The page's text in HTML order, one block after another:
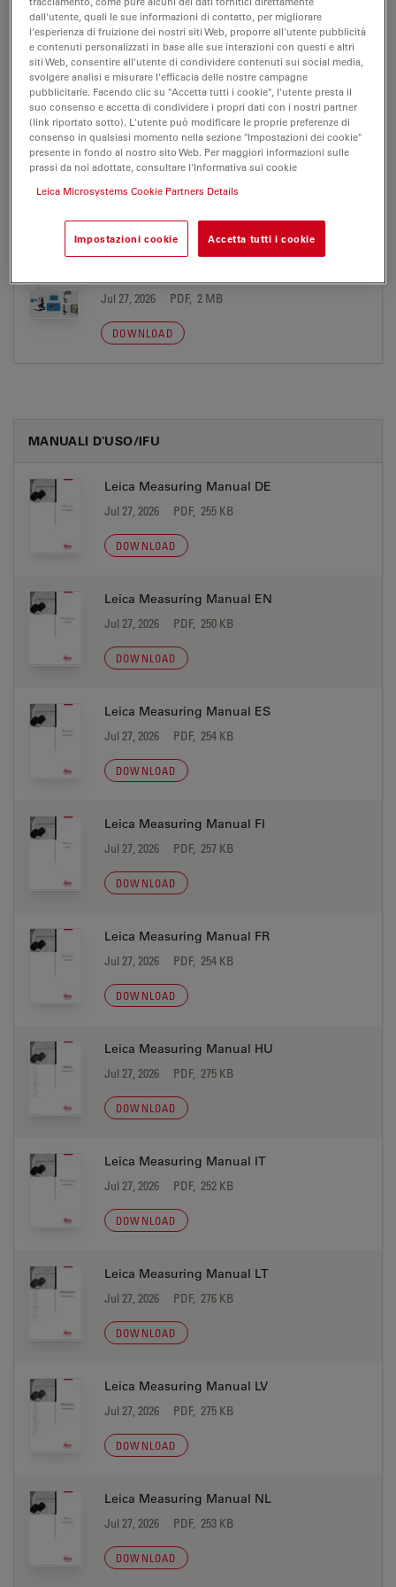
CE Leica Z6 APO A 04 10 2013
Jul 27, 2026 PDF, 281 KB
DOWNLOAD
Digital Microscopy Report Useful
Jul 27, 2026 PDF, 2 MB
DOWNLOAD
MANUALI D'USO/IFU
Leica Measuring Manual DE
Jul 27, 2026 PDF, 255 KB
DOWNLOAD
Leica Measuring Manual EN
Jul 27, 2026 PDF, 250 KB
DOWNLOAD
Leica Measuring Manual ES
Jul 27, 2026 PDF, 254 KB
DOWNLOAD
Leica Measuring Manual FI
Jul 27, 2026 PDF, 257 KB
DOWNLOAD
Leica Measuring Manual FR
Jul 27, 2026 PDF, 254 KB
DOWNLOAD
Leica Measuring Manual HU
Jul 27, 2026 PDF, 275 KB
DOWNLOAD
Leica Measuring Manual IT
Jul 27, 2026 PDF, 252 KB
DOWNLOAD
Leica Measuring Manual LT
Jul 27, 2026 PDF, 276 KB
DOWNLOAD
Leica Measuring Manual LV
Jul 27, 2026 PDF, 275 KB
DOWNLOAD
Leica Measuring Manual NL
Jul 27, 2026 PDF, 253 KB
DOWNLOAD
dall'utente, quali le sue informazioni di contatto, per migliorare
l'esperienza di fruizione dei nostri siti Web, proporre all'utente pubblicità
e contenuti personalizzati in base alle sue interazioni con questi e altri
siti Web, consentire all'utente di condividere contenuti sui social media,
svolgere analisi e misurare l'efficacia delle nostre campagne
pubblicitarie. Facendo clic su "Accetta tutti i cookie", l'utente presta il
suo consenso e accetta di condividere i propri dati con i nostri partner
(link riportato sotto). L'utente può modificare le proprie preferenze di
consenso in qualsiasi momento nella sezione "Impostazioni dei cookie"
presente in fondo al nostro sito Web. Per maggiori informazioni sulle
prassi da noi adottate, consultare l'Informativa sui cookie
Leica Microsystems Cookie Partners Details
Impostazioni cookie Accetta tutti i cookie